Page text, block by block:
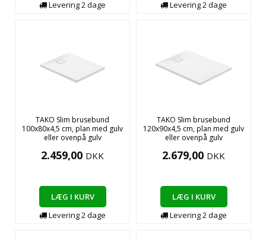
Levering2dage
Levering2dage
TAKO Slim brusebund
100x80x4,5 cm, plan med gulv
eller ovenpå gulv
2.459,00 DKK
LÆG I KURV
Levering2dage
TAKO Slim brusebund
120x90x4,5 cm, plan med gulv
eller ovenpå gulv
2.679,00 DKK
LÆG I KURV
Levering2dage